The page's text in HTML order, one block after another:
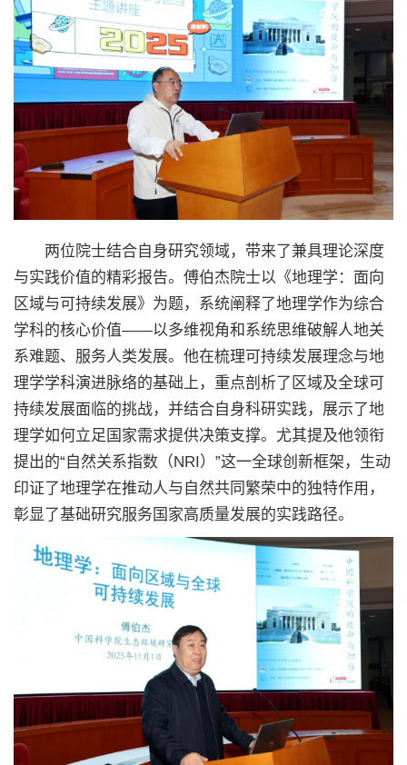
两位院士结合自身研究领域，带来了兼具理论深度
与实践价值的精彩报告。傅伯杰院士以《地理学：面向
区域与可持续发展》为题，系统阐释了地理学作为综合
学科的核心价值——以多维视角和系统思维破解人地关
系难题、服务人类发展。他在梳理可持续发展理念与地
理学学科演进脉络的基础上，重点剖析了区域及全球可
持续发展面临的挑战，并结合自身科研实践，展示了地
理学如何立足国家需求提供决策支撑。尤其提及他领衔
提出的“自然关系指数（NRI）”这一全球创新框架，生动
印证了地理学在推动人与自然共同繁荣中的独特作用，
彰显了基础研究服务国家高质量发展的实践路径。